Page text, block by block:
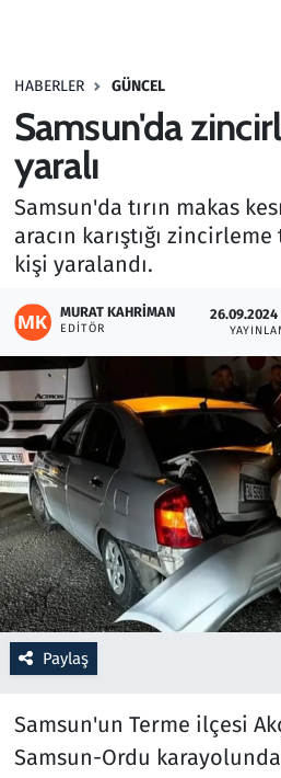
HABERLER GÜNCEL
Samsun'da
yaralı
Samsun'da tırın makas
aracın karıştığı
kişi yaralandı.
MURAT KAHRIMAN
EDITÖR
Paylaş
Samsun'un Terme ilçesi
Samsun-Ordu
Haber
Kültür Sanat
Kurumsal Haberler
Lezzet Durağı
Memur ve Kamu
Otomobil
Oyun
Ramazan
Resmi İlanlar
Rüya Tabirleri
Sağlık
Savunma Sanayi
Seçim 2023